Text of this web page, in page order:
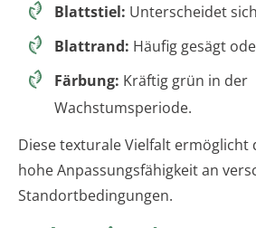
Blattstiel: Unterscheidet
Blattrand: Häufig gesägt
Färbung: Kräftig grün in der
Wachstumsperiode.
Diese texturale Vielfalt ermöglicht
hohe Anpassungsfähigkeit an
Standortbedingungen.